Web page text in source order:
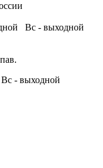
Вс - выходной
Вс - выходной